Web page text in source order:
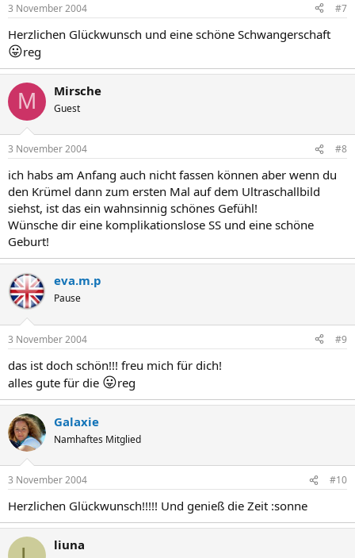
3 November 2004 #7
Herzlichen Glückwunsch und eine schöne Schwangerschaft
😛reg
M Mirsche
Guest
3 November 2004 #8
ich habs am Anfang auch nicht fassen können aber wenn du
den Krümel dann zum ersten Mal auf dem Ultraschallbild
siehst, ist das ein wahnsinnig schönes Gefühl!
Wünsche dir eine komplikationslose SS und eine schöne
Geburt!
eva.m.p
Pause
3 November 2004 #9
das ist doch schön!!! freu mich für dich!
alles gute für die 😛reg
Galaxie
Namhaftes Mitglied
3 November 2004 #10
Herzlichen Glückwunsch!!!!! Und genieß die Zeit :sonne
liuna